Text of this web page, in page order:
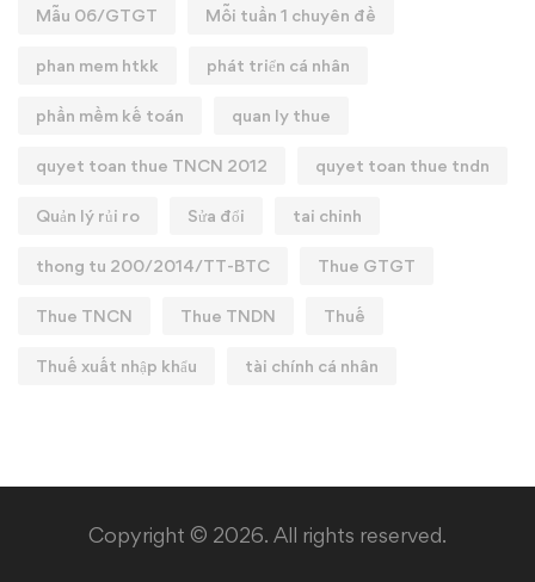
Mẫu 06/GTGT Mỗi tuần 1 chuyên đề
phan mem htkk phát triển cá nhân
phần mềm kế toán quan ly thue
quyet toan thue TNCN 2012 quyet toan thue tndn
Quản lý rủi ro Sửa đổi tai chinh
thong tu 200/2014/TT-BTC Thue GTGT
Thue TNCN Thue TNDN Thuế
Thuế xuất nhập khẩu tài chính cá nhân
Copyright © 2026. All rights reserved.